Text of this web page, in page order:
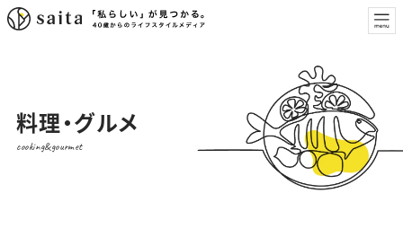
料理・グルメ
cooking&gourmet